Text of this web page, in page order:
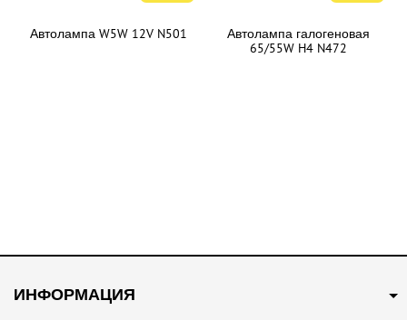
Автолампа W5W 12V N501
Автолампа галогеновая
65/55W H4 N472
55 грн Купить
Автолампа галогеновая 55W
71 грн Купить
ИНФОРМАЦИЯ